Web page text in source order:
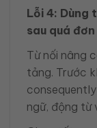
Lỗi 4: Dùng
sau quá
Từ nối nâng
tảng. Trước
ngữ, động từ